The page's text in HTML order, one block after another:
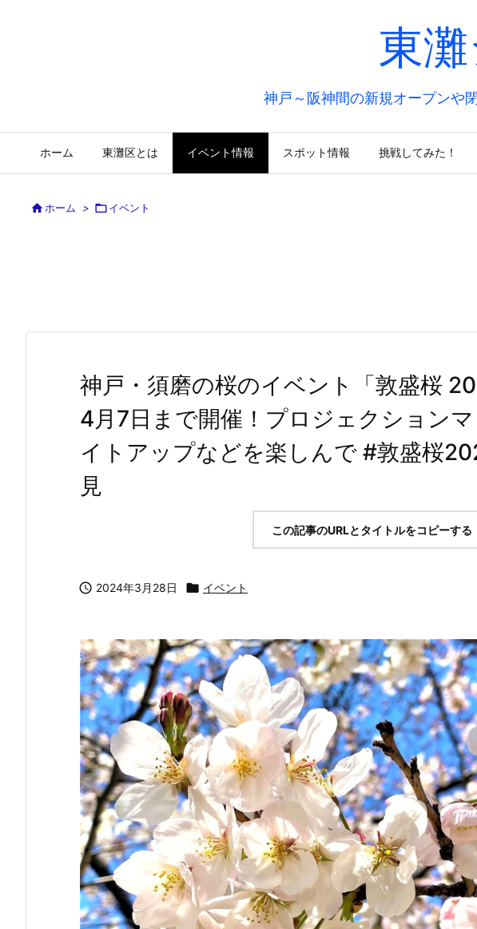
東
神戸～阪神間の新規オープンや
ホーム 東灘区とは イベント情報 スポット情報 挑戦してみた！
ホーム > イベント
神戸・須磨の桜のイベント「敦盛桜
4月7日まで開催！プロジェクション
イトアップなどを楽しんで #敦盛桜
見
この記事のURLとタイトルをコピーする
 2024年3月28日  イベント